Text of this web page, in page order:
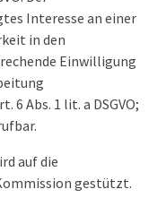
Interesse an einer
in den
Einwilligung
6 Abs. 1 lit. a DSGVO;
auf die
gestützt.